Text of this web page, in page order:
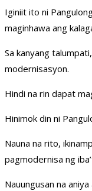
Iginiit ito ni
maginhawa ang
Sa kanyang
modernisasyon.
Hindi na rin dapat
Hinimok din ni
Nauna na rito,
pagmodernisa ng
Nauungusan na